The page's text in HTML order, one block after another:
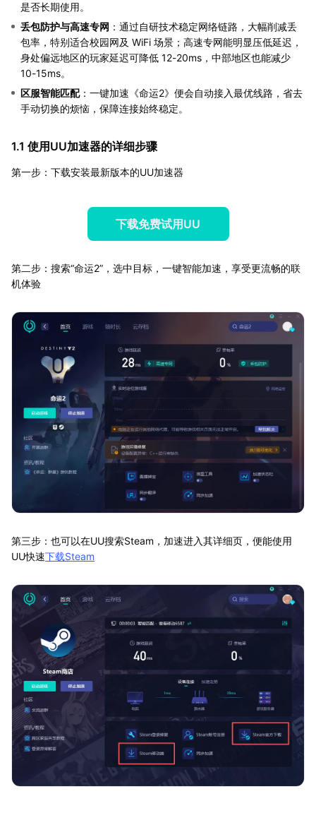
是否长期使用。
丢包防护与高速专网 ：通过自研技术稳定网络链路，大幅削减丢
包率，特别适合校园网及 WiFi 场景；高速专网能明显压低延迟，
身处偏远地区的玩家延迟可降低 12-20ms，中部地区也能减少
10-15ms。
区服智能匹配：一键加速《命运2》便会自动接入最优线路，省去
手动切换的烦恼，保障连接始终稳定。
1.1 使用UU加速器的详细步骤
第一步：下载安装最新版本的UU加速器
下载免费试用UU
第二步：搜索“命运2”，选中目标，一键智能加速，享受更流畅的联
机体验
第三步：也可以在UU搜索Steam，加速进入其详细页，便能使用
UU快速下载Steam